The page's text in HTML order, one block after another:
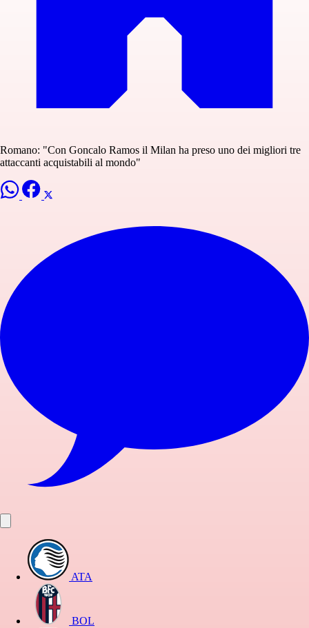
Romano: "Con Goncalo Ramos il Milan ha preso uno dei migliori tre
attaccanti acquistabili al mondo"
ATA
BOL